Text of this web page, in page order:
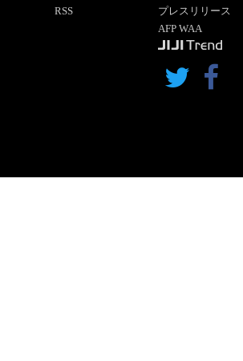
RSS
プレスリリース
AFP WAA